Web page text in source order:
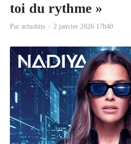
toi du rythme »
Par actushits 2 janvier 2026 17h40